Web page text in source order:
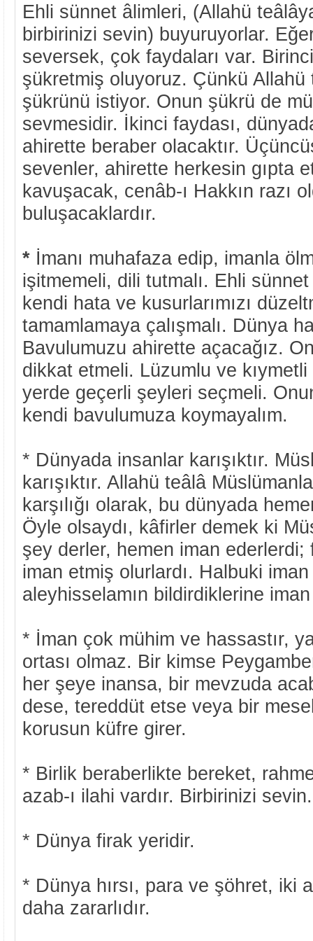
Ehli sünnet âlimleri, (Allahü
birbirinizi sevin) buyuruyorlar.
seversek, çok faydaları var.
şükretmiş oluyoruz. Çünkü
şükrünü istiyor. Onun şükrü de
sevmesidir. İkinci faydası,
ahirette beraber olacaktır.
sevenler, ahirette herkesin gıpta
kavuşacak, cenâb-ı Hakkın razı
buluşacaklardır.
* İmanı muhafaza edip, imanla
işitmemeli, dili tutmalı. Ehli sünnet
kendi hata ve kusurlarımızı
tamamlamaya çalışmalı. Dünya
Bavulumuzu ahirette açacağız.
dikkat etmeli. Lüzumlu ve
yerde geçerli şeyleri seçmeli.
kendi bavulumuza koymayalım.
* Dünyada insanlar karışıktır.
karışıktır. Allahü teâlâ
karşılığı olarak, bu dünyada
Öyle olsaydı, kâfirler demek ki
şey derler, hemen iman
iman etmiş olurlardı. Halbuki
aleyhisselamın bildirdiklerine iman
* İman çok mühim ve hassastır,
ortası olmaz. Bir kimse
her şeye inansa, bir mevzuda
dese, tereddüt etse veya bir
korusun küfre girer.
* Birlik beraberlikte bereket,
azab-ı ilahi vardır. Birbirinizi sevin.
* Dünya firak yeridir.
* Dünya hırsı, para ve şöhret, iki
daha zararlıdır.